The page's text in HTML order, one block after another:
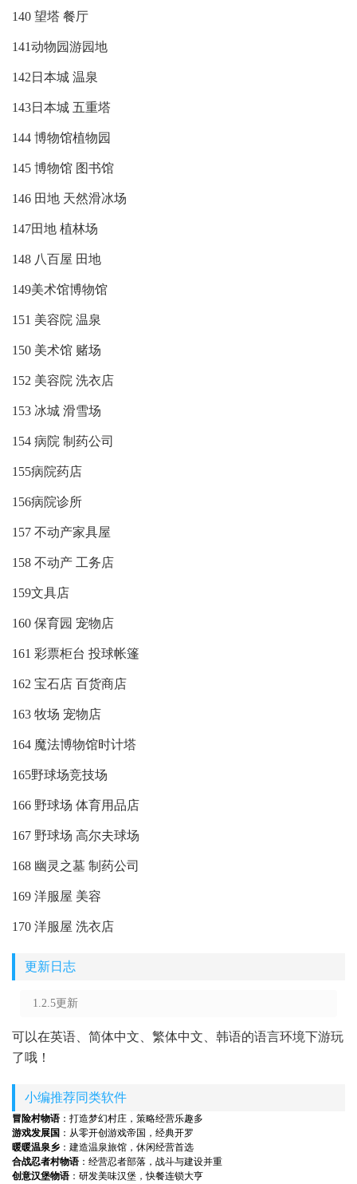
140 望塔 餐厅
141动物园游园地
142日本城 温泉
143日本城 五重塔
144 博物馆植物园
145 博物馆 图书馆
146 田地 天然滑冰场
147田地 植林场
148 八百屋 田地
149美术馆博物馆
151 美容院 温泉
150 美术馆 赌场
152 美容院 洗衣店
153 冰城 滑雪场
154 病院 制药公司
155病院药店
156病院诊所
157 不动产家具屋
158 不动产 工务店
159文具店
160 保育园 宠物店
161 彩票柜台 投球帐篷
162 宝石店 百货商店
163 牧场 宠物店
164 魔法博物馆时计塔
165野球场竞技场
166 野球场 体育用品店
167 野球场 高尔夫球场
168 幽灵之墓 制药公司
169 洋服屋 美容
170 洋服屋 洗衣店
更新日志
1.2.5更新
可以在英语、简体中文、繁体中文、韩语的语言环境下游玩
了哦！
小编推荐同类软件
冒险村物语 ：打造梦幻村庄，策略经营乐趣多
游戏发展国 ：从零开创游戏帝国，经典开罗
暖暖温泉乡 ：建造温泉旅馆，休闲经营首选
合战忍者村物语 ：经营忍者部落，战斗与建设并重
创意汉堡物语 ：研发美味汉堡，快餐连锁大亨